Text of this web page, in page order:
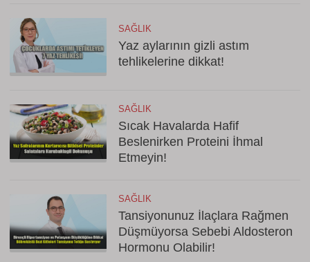
SAĞLIK
Yaz aylarının gizli astım
tehlikelerine dikkat!
SAĞLIK
Sıcak Havalarda Hafif
Beslenirken Proteini İhmal
Etmeyin!
SAĞLIK
Tansiyonunuz İlaçlara Rağmen
Düşmüyorsa Sebebi Aldosteron
Hormonu Olabilir!